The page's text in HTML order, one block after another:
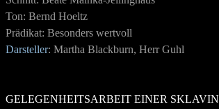
Ton: Bernd Hoeltz
Prädikat: Besonders wertvoll
Darsteller: Martha Blackburn, Herr Guhl
GELEGENHEITSARBEIT EINER SKLAVIN